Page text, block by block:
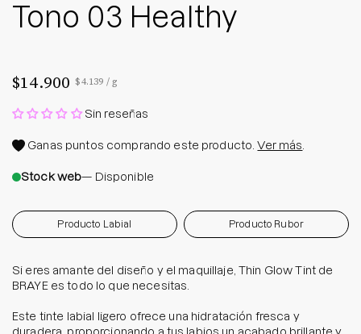
Tono 03 Healthy
$14.900 Precio por unidad
$4.139 /por
g
Sin reseñas
Ganas puntos comprando este producto.Ver más
Stock web— Disponible
Producto Labial Producto Rubor
Si eres amante del diseño y el maquillaje, Thin Glow Tint de
BRAYE es todo lo que necesitas.
Este tinte labial ligero ofrece una hidratación fresca y